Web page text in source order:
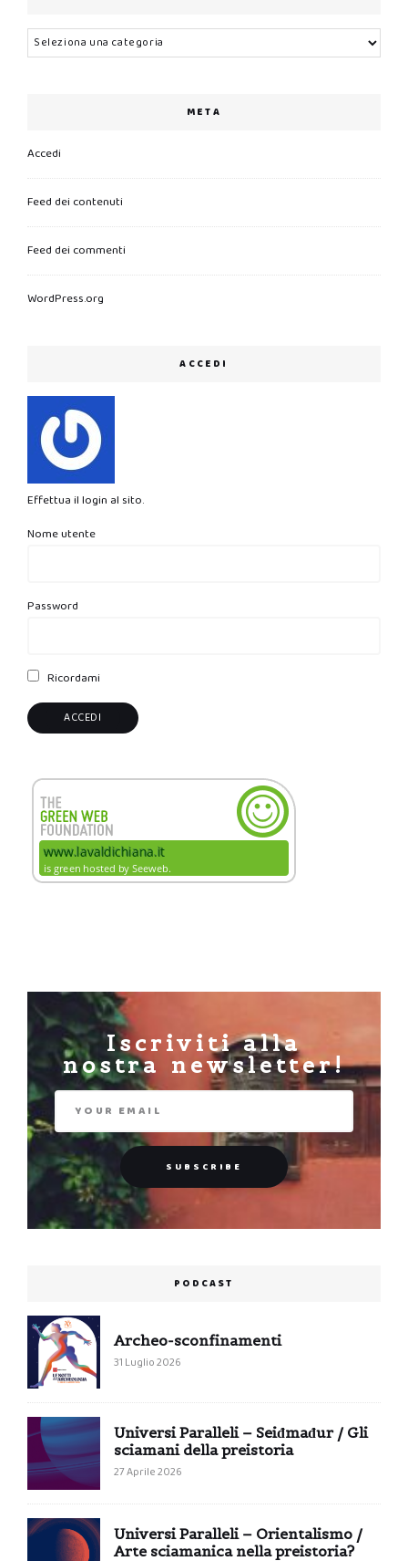
Categorie
META
Accedi
Feed dei contenuti
Feed dei commenti
WordPress.org
ACCEDI
Effettua il login al sito.
Nome utente
Password
Ricordami
Iscriviti alla
nostra newsletter!
PODCAST
Archeo-sconfinamenti
31 Luglio 2026
Universi Paralleli – Seiđmađur / Gli
sciamani della preistoria
27 Aprile 2026
Universi Paralleli – Orientalismo /
Arte sciamanica nella preistoria?